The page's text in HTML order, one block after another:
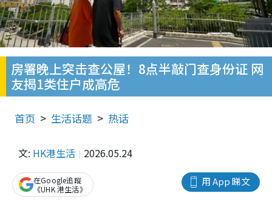
房署晚上突击查公屋！8点半敲门查身份证 网
友揭1类住户成高危
首页 生活话题 热话
文: HK港生活 2026.05.24
用 App 睇文
在Google追蹤
《UHK 港生活》